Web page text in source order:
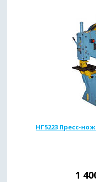
НГ5223 Пресс-
1